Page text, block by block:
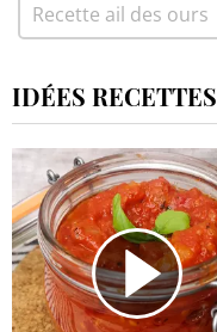
Recette ail des ours
IDÉES RECETTES